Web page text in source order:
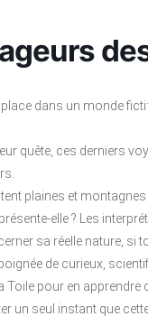
dans un monde
quête, ces derniers
plaines et montagnes
elle ? Les
sa réelle nature, si
de curieux,
Toile pour en
un seul instant que